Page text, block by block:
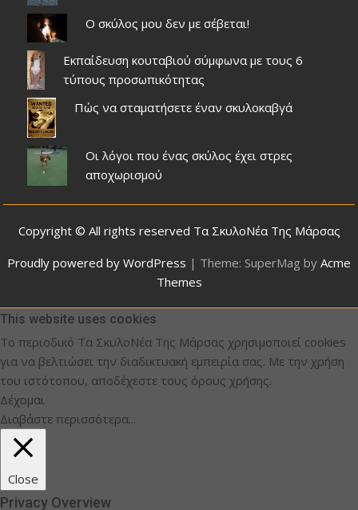
Ο σκύλος μου δεν με σέβεται!
Εκπαίδευση κουταβιού σύμφωνα με τους 6
τύπους προσωπικότητας
Πώς να σταματήσετε έναν σκυλοκαβγά
Οι λόγοι που ένας σκύλος έχει στρες
αποχωρισμού
Copyright © All rights reserved Τα ΣκυλοΝέα Της Μάρσας
Proudly powered by WordPress | Theme: SuperMag by Acme
Themes
This website uses cookies
Το περιοδικό Τα ΣκυλοΝέα Της Μάρσας χρησιμοποιεί cookies
για να βελτιώσει την διαδικτυακή εμπειρία σας. Με την χρήση
του ιστότοπου, αποδέχεστε τους όρους χρήσης.
Δέχομαι
Διαβάστε περισσότερα...
Close
Privacy Overview